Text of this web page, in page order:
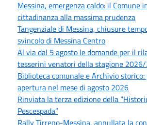
Messina, emergenza caldo: il Comune
cittadinanza alla massima prudenza
Tangenziale di Messina, chiusure
svincolo di Messina Centro
Al via dal 5 agosto le domande per il
tesserini venatori della stagione
Biblioteca comunale e Archivio
apertura nel mese di agosto 2026
Rinviata la terza edizione della
Pescespada”
Rally Tirreno-Messina, annullata la